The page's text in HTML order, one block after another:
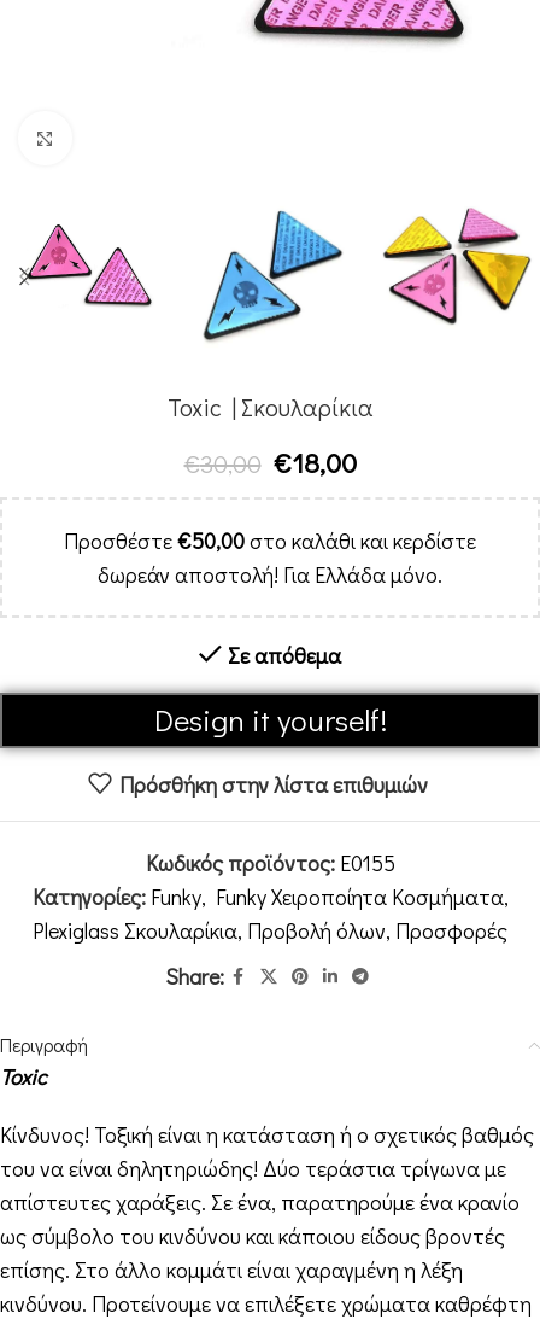
Toxic | Σκουλαρίκια
€30,00 €18,00
Προσθέστε€50,00στο καλάθι και κερδίστε
δωρεάν αποστολή! Για Ελλάδα μόνο.
Σε απόθεμα
Design it yourself!
Alternative:
Πρόσθήκη στην λίστα επιθυμιών
Κωδικός προϊόντος: E0155
Κατηγορίες: Funky, Funky Χειροποίητα Κοσμήματα,
Plexiglass Σκουλαρίκια, Προβολή όλων, Προσφορές
Share:
Περιγραφή
Toxic
Κίνδυνος! Τοξική είναι η κατάσταση ή ο σχετικός βαθμός
του να είναι δηλητηριώδης! Δύο τεράστια τρίγωνα με
απίστευτες χαράξεις. Σε ένα, παρατηρούμε ένα κρανίο
ως σύμβολο του κινδύνου και κάποιου είδους βροντές
επίσης. Στο άλλο κομμάτι είναι χαραγμένη η λέξη
κινδύνου. Προτείνουμε να επιλέξετε χρώματα καθρέφτη